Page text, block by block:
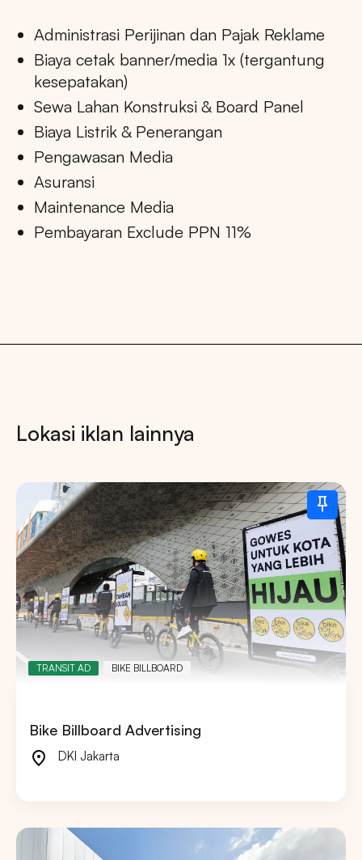
Administrasi Perijinan dan Pajak Reklame
Biaya cetak banner/media 1x (tergantung
kesepatakan)
Sewa Lahan Konstruksi & Board Panel
Biaya Listrik & Penerangan
Pengawasan Media
Asuransi
Maintenance Media
Pembayaran Exclude PPN 11%
Lokasi iklan lainnya
TRANSIT AD BIKE BILLBOARD
Bike Billboard Advertising
DKI Jakarta